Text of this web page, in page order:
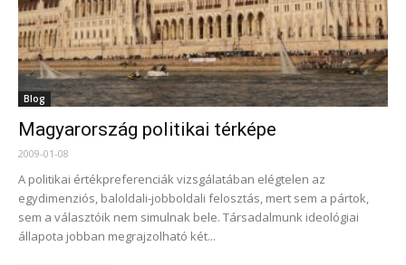
Blog
Magyarország politikai térképe
2009-01-08
A politikai értékpreferenciák vizsgálatában elégtelen az
egydimenziós, baloldali-jobboldali felosztás, mert sem a pártok,
sem a választóik nem simulnak bele. Társadalmunk ideológiai
állapota jobban megrajzolható két...